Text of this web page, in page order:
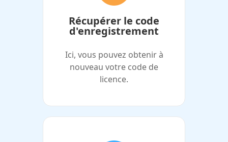
Récupérer le code
d'enregistrement
Ici, vous pouvez obtenir à
nouveau votre code de
licence.